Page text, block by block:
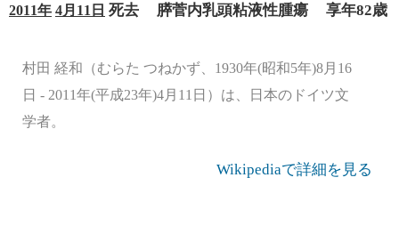
2011年 4月11日 死去 膵菅内乳頭粘液性腫瘍 享年82歳
村田 経和（むらた つねかず、1930年(昭和5年)8月16
日 - 2011年(平成23年)4月11日）は、日本のドイツ文
学者。
Wikipediaで詳細を見る